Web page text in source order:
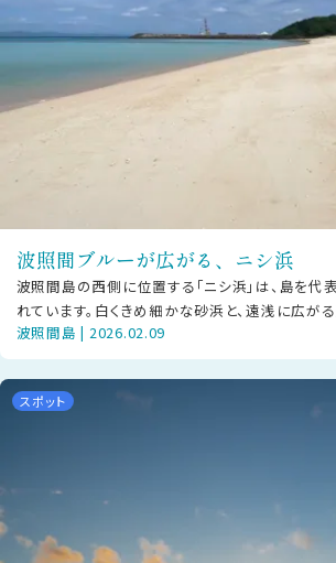
波照間ブルーが広がる、ニシ浜
波照間島の西側に位置する「ニシ浜」は、島を代
れています。白くきめ細かな砂浜と、遠浅に広が
天候や時間帯によってさまざまな青
波照間島 | 2026.02.09
スポット